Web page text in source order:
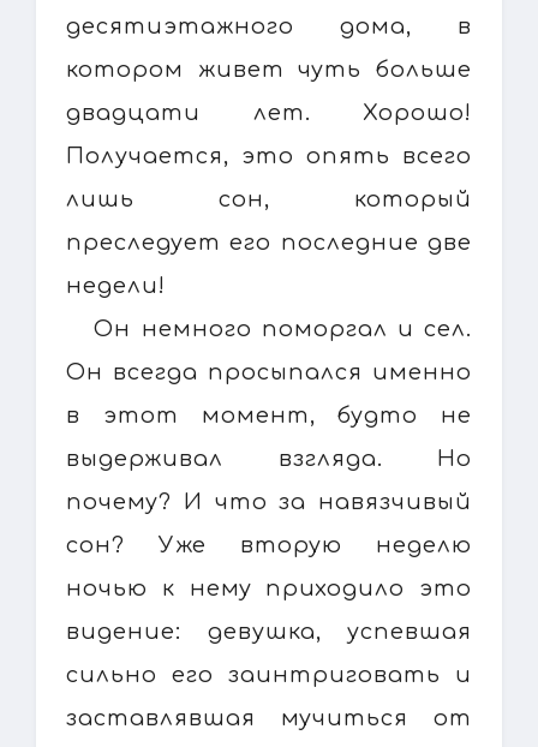
десятиэтажного дома, в
котором живет чуть больше
двадцати лет. Хорошо!
Получается, это опять всего
лишь сон, который
преследует его последние две
недели!
Он немного поморгал и сел.
Он всегда просыпался именно
в этот момент, будто не
выдерживал взгляда. Но
почему? И что за навязчивый
сон? Уже вторую неделю
ночью к нему приходило это
видение: девушка, успевшая
сильно его заинтриговать и
заставлявшая мучиться от